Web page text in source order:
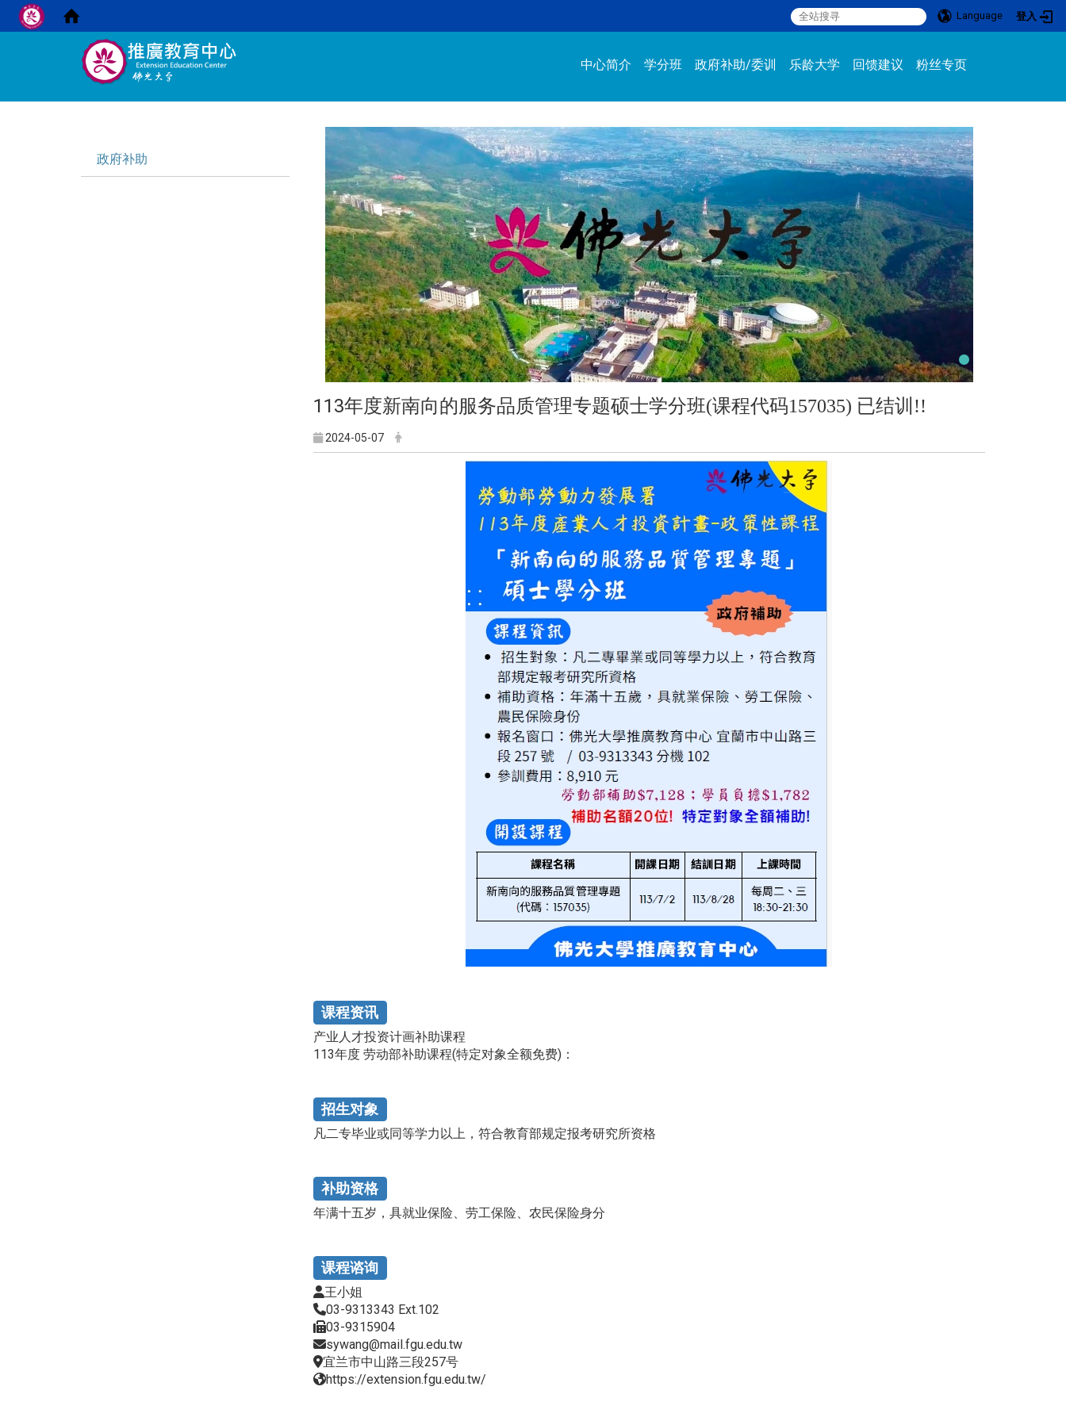
Language
登入
:::
中心简介
学分班 政府补助/委训 乐龄大学 回馈建议 粉丝专页
政府补助
113年度新南向的服务品质管理专题硕士学分班(课程代码157035) 已结训!!
2024-05-07
课程资讯
产业人才投资计画补助课程
113年度 劳动部补助课程(特定对象全额免费)：
招生对象
凡二专毕业或同等学力以上，符合教育部规定报考研究所资格
补助资格
年满十五岁，具就业保险、劳工保险、农民保险身分
课程谘询
王小姐
03-9313343 Ext.102
03-9315904
sywang@mail.fgu.edu.tw
宜兰市中山路三段257号
https://extension.fgu.edu.tw/